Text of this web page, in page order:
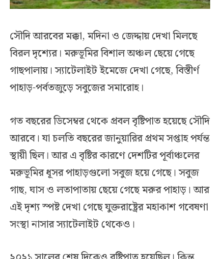
সৌদি আরবের মক্কা, মদিনা ও জেদ্দায় দেখা মিলছে
বিরল দৃশ্যের। মরুভূমির বিশাল অঞ্চল ছেয়ে গেছে
গাছপালায়। স্যাটেলাইট ইমেজে দেখা গেছে, বিস্তীর্ণ
পাহাড়-পর্বতজুড়ে সবুজের সমারোহ।
গত বছরের ডিসেম্বর থেকে প্রবল বৃষ্টিপাত হয়েছে সৌদি
আরবে। যা চলতি বছরের জানুয়ারির প্রথম সপ্তাহ পর্যন্ত
স্থায়ী ছিল। আর এ বৃষ্টির কারণে দেশটির পূর্বাঞ্চলের
মরুভূমির ধূসর পাহাড়গুলো সবুজ হয়ে গেছে। সবুজ
গাছ, ঘাস ও লতাপাতায় ছেয়ে গেছে মরুর পাহাড়। আর
এই দৃশ্য স্পষ্ট দেখা গেছে যুক্তরাষ্ট্রের মহাকাশ গবেষণা
সংস্থা নাসার স্যাটেলাইট থেকেও।